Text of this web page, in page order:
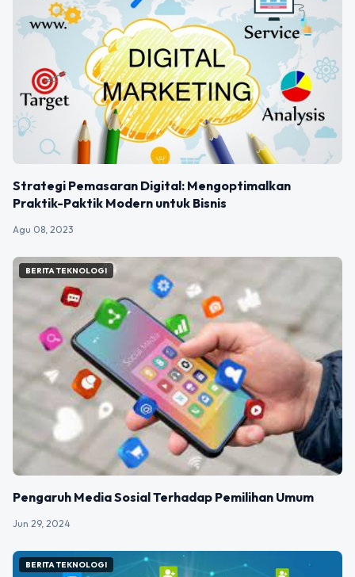
Strategi Pemasaran Digital: Mengoptimalkan
Praktik-Paktik Modern untuk Bisnis
Agu 08, 2023
BERITA TEKNOLOGI
Pengaruh Media Sosial Terhadap Pemilihan Umum
Jun 29, 2024
BERITA TEKNOLOGI